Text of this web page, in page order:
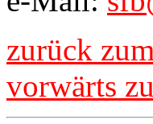
zurück
vorwärts